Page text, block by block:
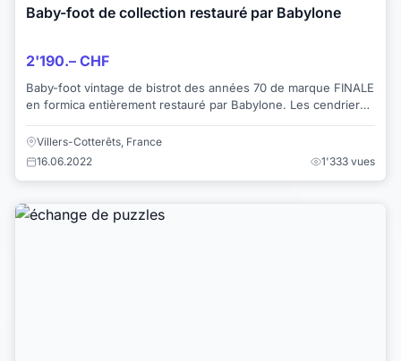
Baby-foot de collection restauré par Babylone
2'190.– CHF
Baby-foot vintage de bistrot des années 70 de marque FINALE
en formica entièrement restauré par Babylone. Les cendriers
Villers-Cotterêts, France
16.06.2022
1'333 vues